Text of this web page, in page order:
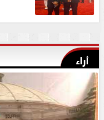
أراء